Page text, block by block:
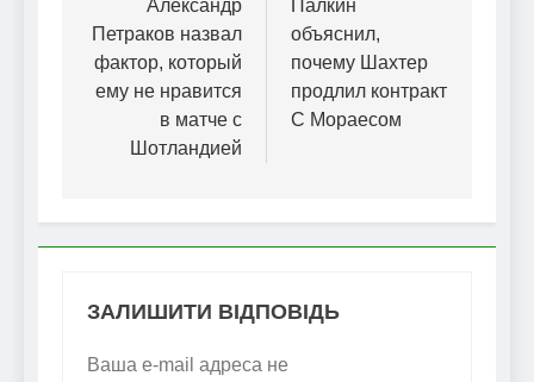
записівАлександр
Петраков назвал
фактор, который
ему не нравится
в матче с
Шотландией
Палкин
объяснил,
почему Шахтер
продлил контракт
С Мораесом
ЗАЛИШИТИ ВІДПОВІДЬ
Ваша e-mail адреса не